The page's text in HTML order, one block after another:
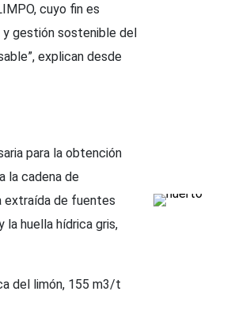
cuyo fin es
y gestión sostenible del
explican desde
para la obtención
la cadena de
extraída de fuentes
la huella hídrica gris,
del limón, 155 m3/t